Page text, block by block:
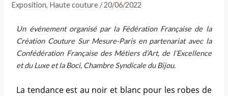
Exposition, Haute couture/20/06/2022
Un événement organisé par la Fédération Française de la
Création Couture Sur Mesure-Paris en partenariat avec la
Confédération Française des Métiers d’Art, de l’Excellence
et du Luxeet laBoci, Chambre Syndicale du Bijou.
La tendance est au noir et blanc pour les robes de